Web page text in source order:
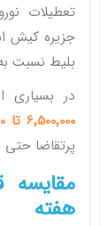
تعطیلات
جزیره کیش
بلیط نسبت
در بسیاری
6٬500٬000 تا 9٬000٬000 تومان
پرتقاضا حتی
هفته